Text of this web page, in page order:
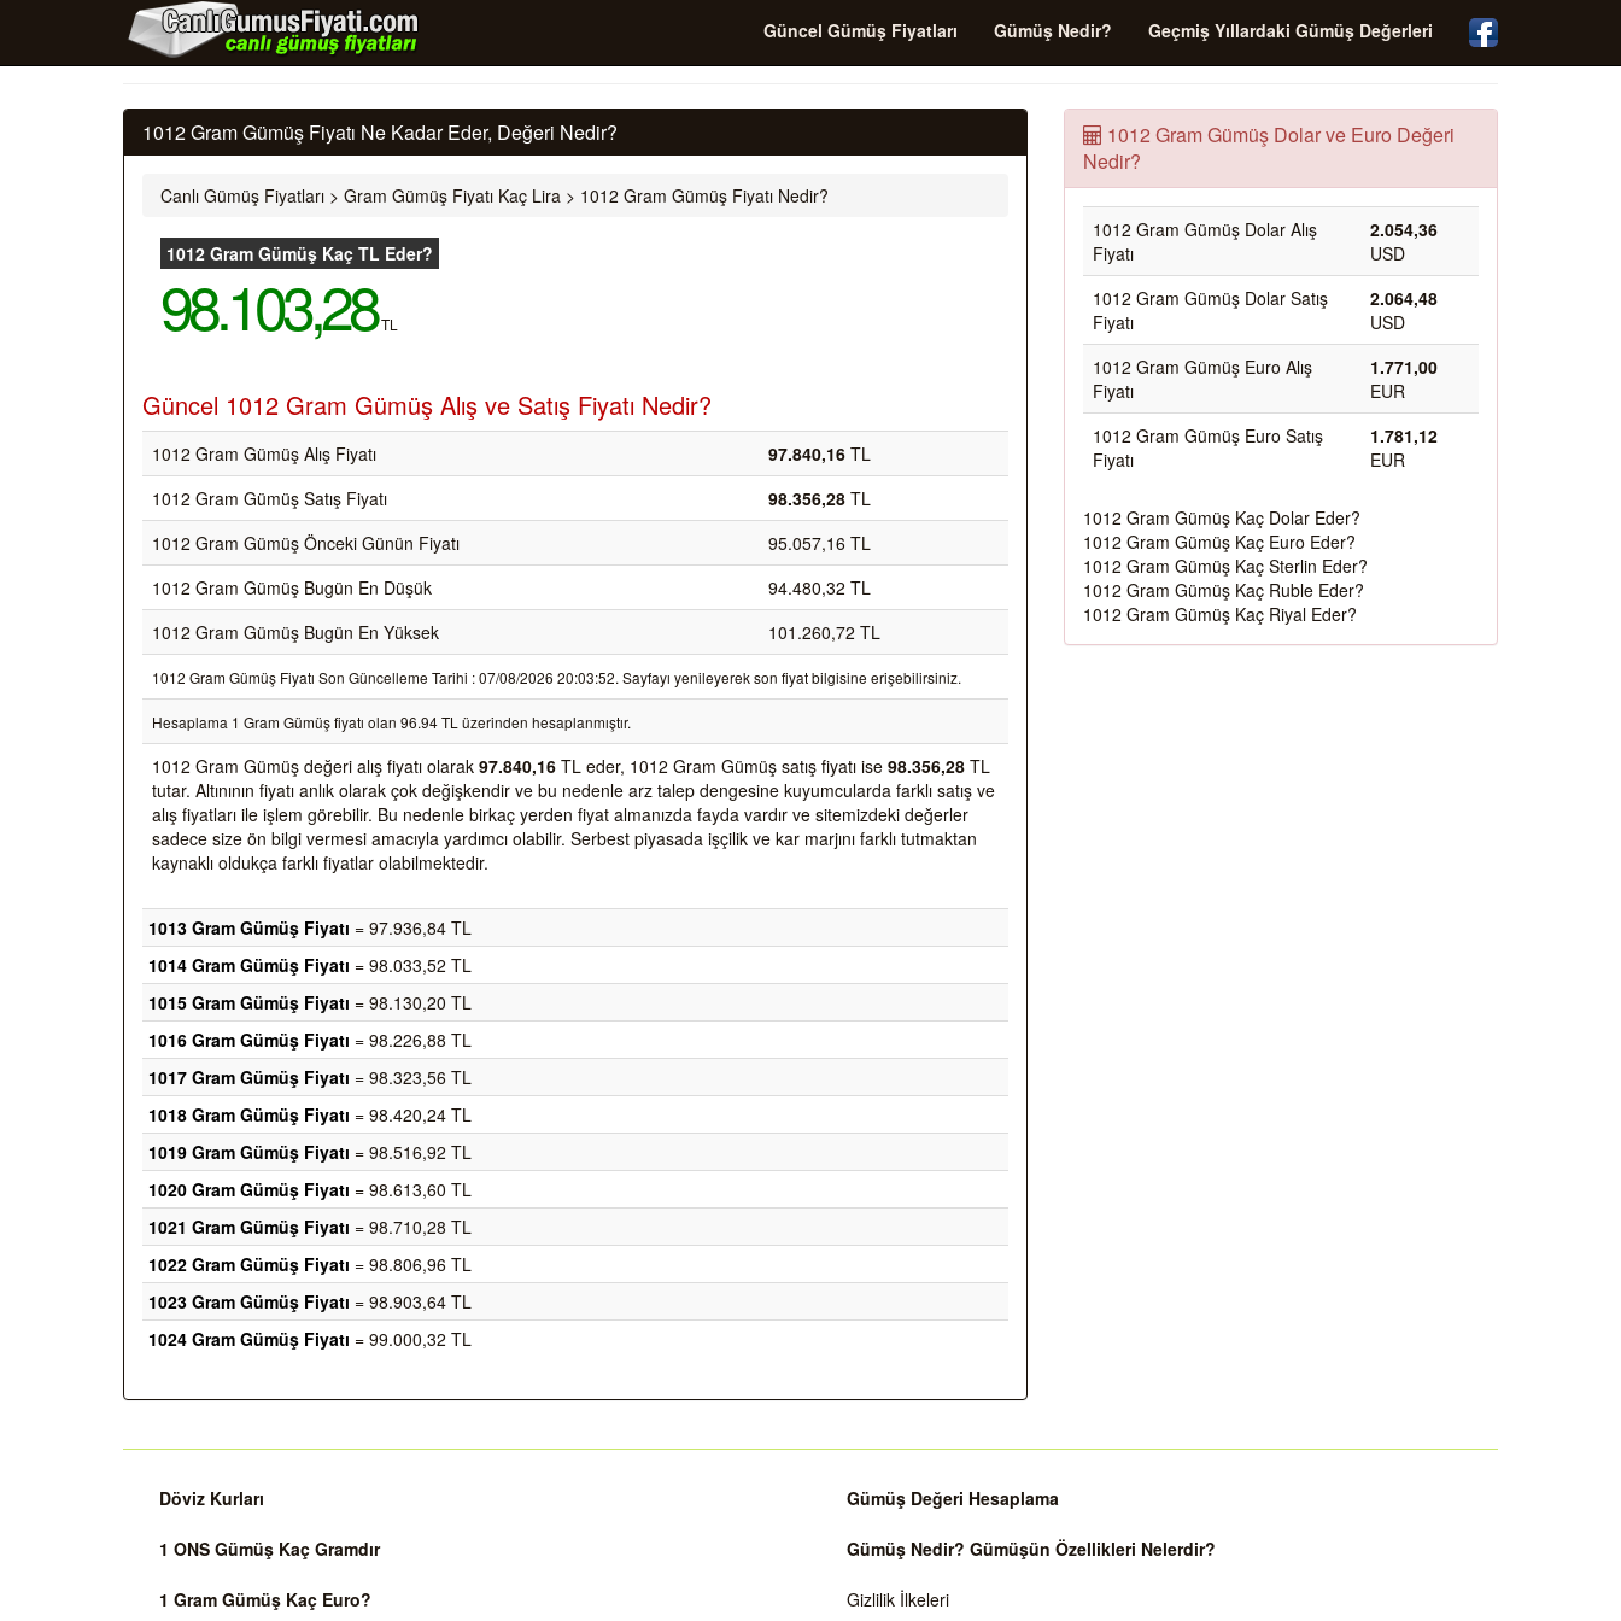
Güncel Gümüş Fiyatları Gümüş Nedir? Geçmiş Yıllardaki Gümüş Değerleri
1012 Gram Gümüş Fiyatı Ne Kadar Eder, Değeri Nedir?
Canlı Gümüş Fiyatları > Gram Gümüş Fiyatı Kaç Lira > 1012 Gram Gümüş Fiyatı Nedir?
1012 Gram Gümüş Kaç TL Eder?
98.103,28 TL
Güncel 1012 Gram Gümüş Alış ve Satış Fiyatı Nedir?
1012 Gram Gümüş Alış Fiyatı 97.840,16 TL
1012 Gram Gümüş Satış Fiyatı
98.356,28 TL
1012 Gram Gümüş Önceki Günün Fiyatı
95.057,16 TL
1012 Gram Gümüş Bugün En Düşük
94.480,32 TL
1012 Gram Gümüş Bugün En Yüksek
101.260,72 TL
1012 Gram Gümüş Fiyatı Son Güncelleme Tarihi : 07/08/2026 20:03:52. Sayfayı yenileyerek son fiyat bilgisine erişebilirsiniz.
Hesaplama 1 Gram Gümüş fiyatı olan 96.94 TL üzerinden hesaplanmıştır.
1012 Gram Gümüş değeri alış fiyatı olarak 97.840,16 TL eder, 1012 Gram Gümüş satış fiyatı ise 98.356,28 TL
tutar. Altınının fiyatı anlık olarak çok değişkendir ve bu nedenle arz talep dengesine kuyumcularda farklı satış ve
alış fiyatları ile işlem görebilir. Bu nedenle birkaç yerden fiyat almanızda fayda vardır ve sitemizdeki değerler
sadece size ön bilgi vermesi amacıyla yardımcı olabilir. Serbest piyasada işçilik ve kar marjını farklı tutmaktan
kaynaklı oldukça farklı fiyatlar olabilmektedir.
1013 Gram Gümüş Fiyatı = 97.936,84 TL
1014 Gram Gümüş Fiyatı = 98.033,52 TL
1015 Gram Gümüş Fiyatı = 98.130,20 TL
1016 Gram Gümüş Fiyatı = 98.226,88 TL
1017 Gram Gümüş Fiyatı = 98.323,56 TL
1018 Gram Gümüş Fiyatı = 98.420,24 TL
1019 Gram Gümüş Fiyatı = 98.516,92 TL
1020 Gram Gümüş Fiyatı = 98.613,60 TL
1021 Gram Gümüş Fiyatı = 98.710,28 TL
1022 Gram Gümüş Fiyatı = 98.806,96 TL
1023 Gram Gümüş Fiyatı = 98.903,64 TL
1024 Gram Gümüş Fiyatı = 99.000,32 TL
1012 Gram Gümüş Dolar ve Euro Değeri
Nedir?
1012 Gram Gümüş Dolar Alış
Fiyatı
2.054,36
USD
1012 Gram Gümüş Dolar Satış
Fiyatı
2.064,48
USD
1012 Gram Gümüş Euro Alış
Fiyatı
1.771,00
EUR
1012 Gram Gümüş Euro Satış
Fiyatı
1.781,12
EUR
1012 Gram Gümüş Kaç Dolar Eder?
1012 Gram Gümüş Kaç Euro Eder?
1012 Gram Gümüş Kaç Sterlin Eder?
1012 Gram Gümüş Kaç Ruble Eder?
1012 Gram Gümüş Kaç Riyal Eder?
Döviz Kurları
1 ONS Gümüş Kaç Gramdır
1 Gram Gümüş Kaç Euro?
Gümüş Değeri Hesaplama
Gümüş Nedir? Gümüşün Özellikleri Nelerdir?
Gizlilik İlkeleri